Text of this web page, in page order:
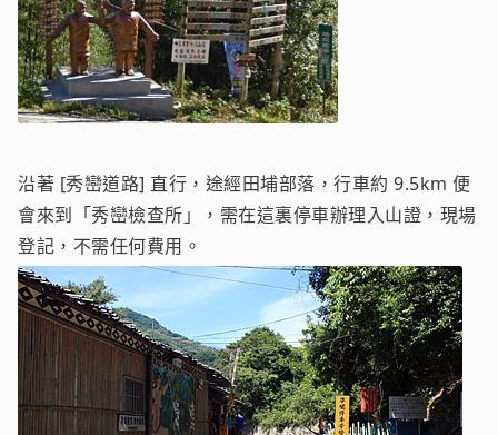
沿著 [秀巒道路] 直行，途經田埔部落，行車約 9.5km 便
會來到「秀巒檢查所」，需在這裏停車辦理入山證，現場
登記，不需任何費用。